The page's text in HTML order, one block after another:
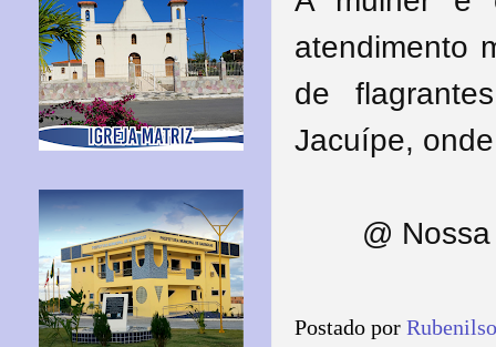
atendimento
de
Jacuípe,
@
Postado por